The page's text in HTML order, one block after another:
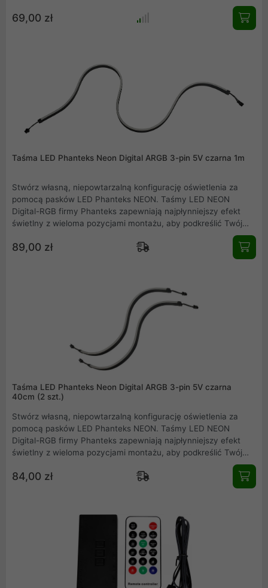
system. NEON ma idealną długość, aby oświetlić kontur płyty
głównej ATX, obudowy lub innego komponentu sprzętowego.
69,00 zł
Taśma LED Phanteks Neon Digital ARGB 3-pin 5V czarna 1m
Stwórz własną, niepowtarzalną konfigurację oświetlenia za
pomocą pasków LED Phanteks NEON. Taśmy LED NEON
Digital-RGB firmy Phanteks zapewniają najpłynniejszy efekt
świetlny z wieloma pozycjami montażu, aby podkreślić Twój
system. NEON ma idealną długość, aby oświetlić kontur płyty
głównej ATX, obudowy lub innego komponentu sprzętowego.
89,00 zł
Taśma LED Phanteks Neon Digital ARGB 3-pin 5V czarna
40cm (2 szt.)
Stwórz własną, niepowtarzalną konfigurację oświetlenia za
pomocą pasków LED Phanteks NEON. Taśmy LED NEON
Digital-RGB firmy Phanteks zapewniają najpłynniejszy efekt
świetlny z wieloma pozycjami montażu, aby podkreślić Twój
system. NEON ma idealną długość, aby oświetlić kontur płyty
głównej ATX, obudowy lub innego komponentu sprzętowego.
podświetlić rozproszonym promieniem światła z taśmy LED
84,00 zł